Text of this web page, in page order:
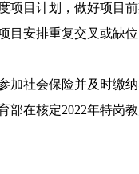
项目计划，做好项目
安排重复交叉或缺位
加社会保险并及时缴
在核定2022年特岗